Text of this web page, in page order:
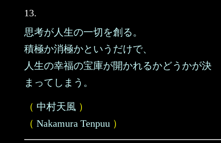
13.
思考が人生の一切を創る。
積極か消極かというだけで、
人生の幸福の宝庫が開かれるかどうかが決
まってしまう。
（ 中村天風 ）
（ Nakamura Tenpuu ）